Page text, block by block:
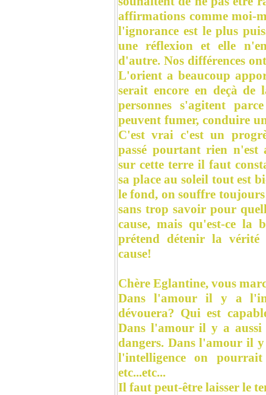
affirmations comme moi-
l'ignorance est le plus
une réflexion et elle
d'autre. Nos différences
L'orient a beaucoup
serait encore en deçà de
personnes s'agitent
peuvent fumer, conduire
C'est vrai c'est un
passé pourtant rien n'est
sur cette terre il faut
sa place au soleil tout est
le fond, on souffre
sans trop savoir pour
cause, mais qu'est-ce la
prétend détenir la vérité
cause!
Chère Eglantine, vous
Dans l'amour il y a
dévouera? Qui est
Dans l'amour il y a aussi
dangers. Dans l'amour il
l'intelligence on
etc...etc...
Il faut peut-être laisser le